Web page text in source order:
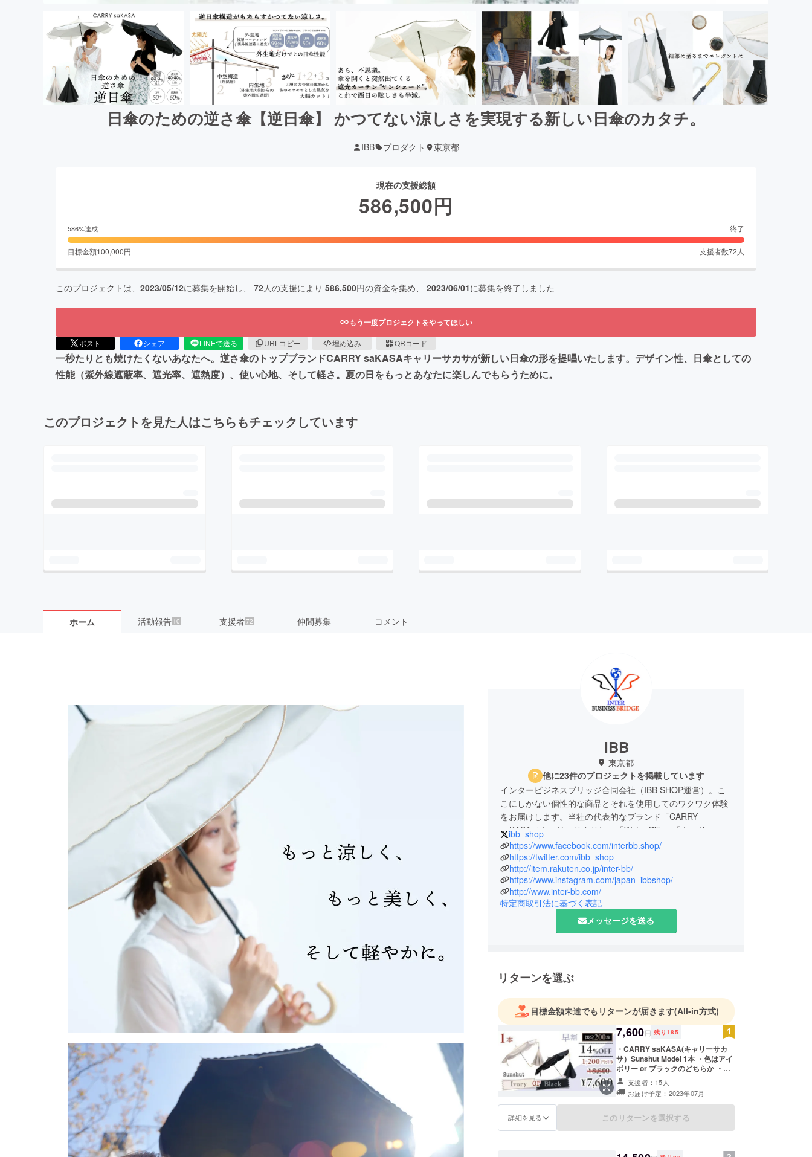
日傘のための逆さ傘【逆日傘】 かつてない涼しさを実現する新しい日傘のカタチ。
IBB プロダクト 東京都
現在の支援総額
586,500円
586%達成 終了
目標金額100,000円 支援者数72 人
このプロジェクトは、 2023/05/12に募集を開始し、 72人の支援により 586,500円の資金を集め、 2023/06/01に募集を終了しました
もう一度プロジェクトをやってほしい
ポスト シェア LINEで送る URLコピー 埋め込み QRコード
一秒たりとも焼けたくないあなたへ。逆さ傘のトップブランドCARRY saKASAキャリーサカサが新しい日傘の形を提唱いたします。デザイン性、日傘としての
性能（紫外線遮蔽率、遮光率、遮熱度）、使い心地、そして軽さ。夏の日をもっとあなたに楽しんでもらうために。
このプロジェクトを見た人はこちらもチェックしています
ホーム 活動報告 10 支援者72 仲間募集 コメント
IBB
東京都
他に23件のプロジェクトを掲載しています
インタービジネスブリッジ合同会社（IBB SHOP運営）。こ
こにしかない個性的な商品とそれを使用してのワクワク体験
をお届けします。当社の代表的なブランド「CARRY
saKASA（キャリーサカサ）」「Water Billy」「キャリーマス
ク・ハイブリッドセット」「３DプリンターMAESTROな
ど」
ibb_shop
https://www.facebook.com/interbb.shop/
https://twitter.com/ibb_shop
http://item.rakuten.co.jp/inter-bb/
https://www.instagram.com/japan_ibbshop/
http://www.inter-bb.com/
特定商取引法に基づく表記
メッセージを送る
リターンを選ぶ
目標金額未達でもリターンが届きます(All-in方式)
7,600円 残り185
・CARRY saKASA(キャリーサカ
サ）Sunshut Model 1本 ・色はアイ
ボリー or ブラックのどちらか ・国
内配送料込み ※一般販売予定価格(送
料・消費税込）8,800円から14％円
OFFの7,600円(送料・消費税込）と
なります。 ※商品の色合いは、PCの
画面と実物で少し異なって見えるこ
支援者：15人
お届け予定：2023年07月
詳細を見る このリターンを選択する